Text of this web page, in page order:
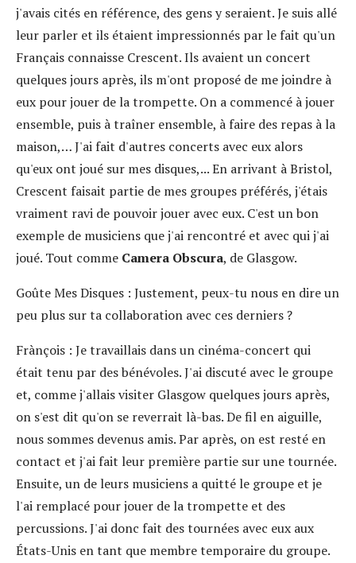
j'avais cités en référence, des gens y seraient. Je suis allé
leur parler et ils étaient impressionnés par le fait qu'un
Français connaisse Crescent. Ils avaient un concert
quelques jours après, ils m'ont proposé de me joindre à
eux pour jouer de la trompette. On a commencé à jouer
ensemble, puis à traîner ensemble, à faire des repas à la
maison,… J'ai fait d'autres concerts avec eux alors
qu'eux ont joué sur mes disques,... En arrivant à Bristol,
Crescent faisait partie de mes groupes préférés, j'étais
vraiment ravi de pouvoir jouer avec eux. C'est un bon
exemple de musiciens que j'ai rencontré et avec qui j'ai
joué. Tout comme Camera Obscura, de Glasgow.
Goûte Mes Disques : Justement, peux-tu nous en dire un
peu plus sur ta collaboration avec ces derniers ?
Frànçois : Je travaillais dans un cinéma-concert qui
était tenu par des bénévoles. J'ai discuté avec le groupe
et, comme j'allais visiter Glasgow quelques jours après,
on s'est dit qu'on se reverrait là-bas. De fil en aiguille,
nous sommes devenus amis. Par après, on est resté en
contact et j'ai fait leur première partie sur une tournée.
Ensuite, un de leurs musiciens a quitté le groupe et je
l'ai remplacé pour jouer de la trompette et des
percussions. J'ai donc fait des tournées avec eux aux
États-Unis en tant que membre temporaire du groupe.